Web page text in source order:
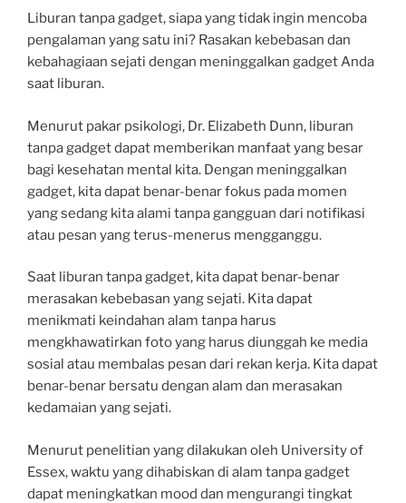
Liburan tanpa gadget, siapa yang tidak ingin mencoba
pengalaman yang satu ini? Rasakan kebebasan dan
kebahagiaan sejati dengan meninggalkan gadget Anda
saat liburan.
Menurut pakar psikologi, Dr. Elizabeth Dunn, liburan
tanpa gadget dapat memberikan manfaat yang besar
bagi kesehatan mental kita. Dengan meninggalkan
gadget, kita dapat benar-benar fokus pada momen
yang sedang kita alami tanpa gangguan dari notifikasi
atau pesan yang terus-menerus mengganggu.
Saat liburan tanpa gadget, kita dapat benar-benar
merasakan kebebasan yang sejati. Kita dapat
menikmati keindahan alam tanpa harus
mengkhawatirkan foto yang harus diunggah ke media
sosial atau membalas pesan dari rekan kerja. Kita dapat
benar-benar bersatu dengan alam dan merasakan
kedamaian yang sejati.
Menurut penelitian yang dilakukan oleh University of
Essex, waktu yang dihabiskan di alam tanpa gadget
dapat meningkatkan mood dan mengurangi tingkat